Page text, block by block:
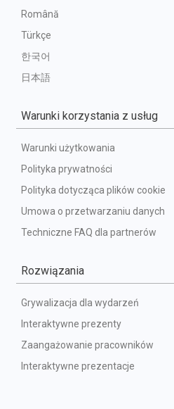
Română
Türkçe
한국어
日本語
Warunki korzystania z usług
Warunki użytkowania
Polityka prywatności
Polityka dotycząca plików cookie
Umowa o przetwarzaniu danych
Techniczne FAQ dla partnerów
Rozwiązania
Grywalizacja dla wydarzeń
Interaktywne prezenty
Zaangażowanie pracowników
Interaktywne prezentacje